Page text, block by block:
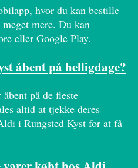
hvor du kan bestille
mere. Du kan
eller Google Play.
åbent på helligdage?
på de fleste
altid at tjekke deres
i Rungsted Kyst for at få